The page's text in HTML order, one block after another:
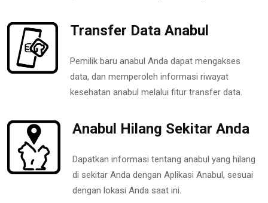
Transfer Data Anabul
Pemilik baru anabul Anda dapat mengakses
data, dan memperoleh informasi riwayat
kesehatan anabul melalui fitur transfer data.
Anabul Hilang Sekitar Anda
Dapatkan informasi tentang anabul yang hilang
di sekitar Anda dengan Aplikasi Anabul, sesuai
dengan lokasi Anda saat ini.